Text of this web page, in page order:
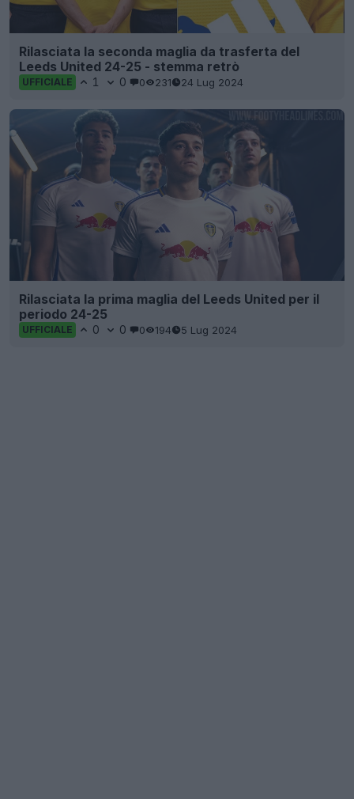
Rilasciata la seconda maglia da trasferta del
Leeds United 24-25 - stemma retrò
UFFICIALE 1 0 0 231 24 Lug 2024
Rilasciata la prima maglia del Leeds United per il
periodo 24-25
UFFICIALE 0 0 0 194 5 Lug 2024